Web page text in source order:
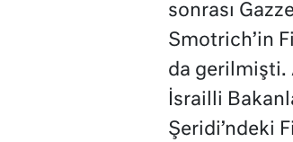
sonrası
Smotrich’in
da gerilmişti.
İsrailli
Şeridi’ndeki